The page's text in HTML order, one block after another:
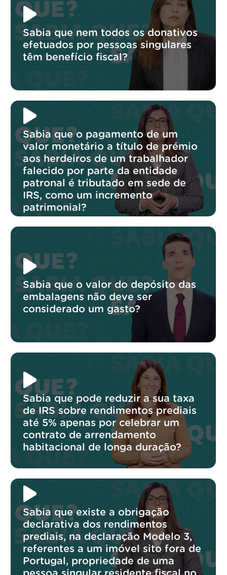
Sabia que nem todos os donativos
efetuados por pessoas singulares
têm benefício fiscal?
Sabia que o pagamento de um
valor monetário a título de prémio
aos herdeiros de um trabalhador
falecido por parte da entidade
patronal é tributado em sede de
IRS, como um incremento
patrimonial?
Sabia que o valor do depósito das
embalagens não deve ser
considerado um gasto?
Sabia que pode reduzir a sua taxa
de IRS sobre rendimentos prediais
até 5% apenas por celebrar um
contrato de arrendamento
habitacional de longa duração?
Sabia que existe a obrigação
declarativa dos rendimentos
prediais, na declaração Modelo 3,
referentes a um imóvel sito fora de
Portugal, propriedade de uma